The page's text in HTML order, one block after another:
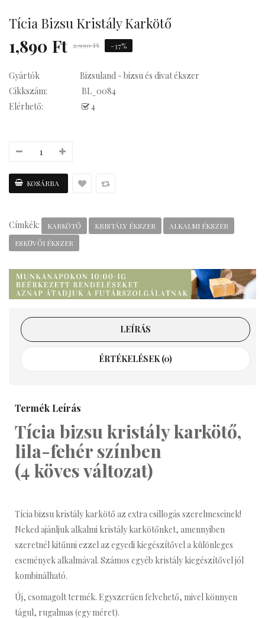
Tícia Bizsu Kristály Karkötő
1,890 Ft 2,990 Ft -37%
Gyártók
Bizsuland - bizsu és divat ékszer
Cikkszám:
BL_0084
Elérhető:
4
Címkék: KARKÖTŐ KRISTÁLY ÉKSZER
ALKALMI ÉKSZER
ESKÜVŐI ÉKSZER
LEÍRÁS
ÉRTÉKELÉSEK (0)
Termék Leírás
Tícia bizsu kristály karkötő,
lila-fehér színben
(4 köves változat)
Tícia bizsu kristály karkötő az extra csillogás szerelmeseinek!
Neked ajánljuk alkalmi kristály karkötőnket, amennyiben
szeretnél kitűnni ezzel az egyedi kiegészítővel a különleges
események alkalmával. Számos egyéb kristály kiegészítővel jól
kombinálható.
Új, csomagolt termék. Egyszerűen felvehető, mivel könnyen
tágul, rugalmas (egy méret).